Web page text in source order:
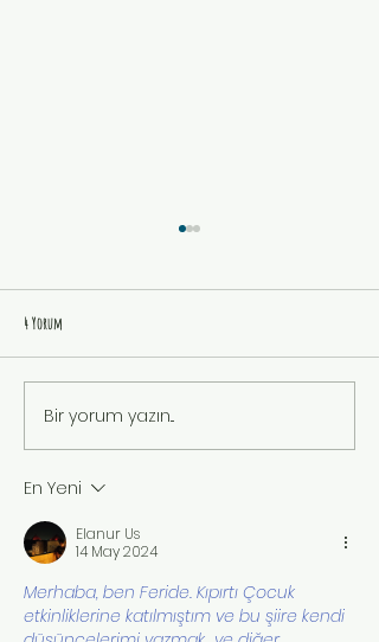
4 Yorum
Bir yorum yazın...
En Yeni
Elanur Us
14 May 2024
Merhaba, ben Feride. Kıpırtı Çocuk
etkinliklerine katılmıştım ve bu şiire kendi